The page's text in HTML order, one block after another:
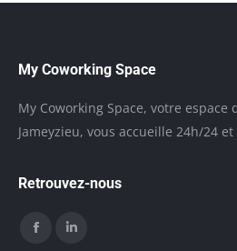
My Coworking Space
My Coworking Space, votre espace
Jameyzieu, vous accueille 24h/24 et
Retrouvez-nous
Trouvez nous sur :